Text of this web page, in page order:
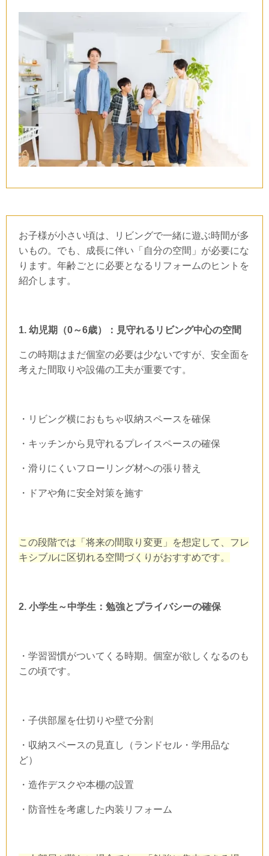
お子様が小さい頃は、リビングで一緒に遊ぶ時間が多
いもの。でも、成長に伴い「自分の空間」が必要にな
ります。年齢ごとに必要となるリフォームのヒントを
紹介します。
1. 幼児期（0～6歳）：見守れるリビング中心の空間
この時期はまだ個室の必要は少ないですが、安全面を
考えた間取りや設備の工夫が重要です。
・リビング横におもちゃ収納スペースを確保
・キッチンから見守れるプレイスペースの確保
・滑りにくいフローリング材への張り替え
・ドアや角に安全対策を施す
この段階では「将来の間取り変更」を想定して、フレ
キシブルに区切れる空間づくりがおすすめです。
2. 小学生～中学生：勉強とプライバシーの確保
・学習習慣がついてくる時期。個室が欲しくなるのも
この頃です。
・子供部屋を仕切りや壁で分割
・収納スペースの見直し（ランドセル・学用品な
ど）
・造作デスクや本棚の設置
・防音性を考慮した内装リフォーム